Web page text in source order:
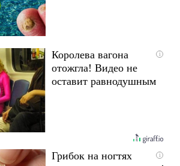
i
Королева вагона
отожгла! Видео не
оставит равнодушным
i
Грибок на ногтях